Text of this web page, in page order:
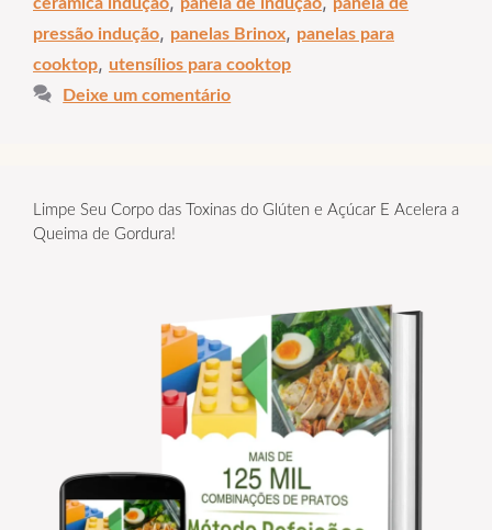
pressão indução, panelas Brinox, panelas para
cooktop, utensílios para cooktop
Deixe um comentário
Limpe Seu Corpo das Toxinas do Glúten e Açúcar E Acelera a
Queima de Gordura!